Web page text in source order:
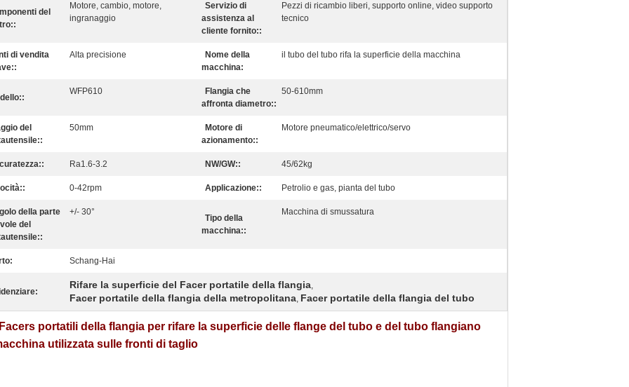
del
Motore, cambio, motore,
ingranaggio
Servizio di
assistenza al
cliente fornito::
Pezzi di ricambio liberi, supporto online, video supporto
tecnico
di vendita
Alta precisione
Nome della
macchina:
il tubo del tubo rifa la superficie della macchina
WFP610
Flangia che
affronta diametro::
50-610mm
del
50mm
Motore di
azionamento::
Motore pneumatico/elettrico/servo
Ra1.6-3.2 NW/GW:: 45/62kg
0-42rpm Applicazione:: Petrolio e gas, pianta del tubo
della parte
del
+/- 30°
Tipo della
macchina::
Macchina di smussatura
Schang-Hai
Rifare la superficie del Facer portatile della flangia,
Facer portatile della flangia della metropolitana, Facer portatile della flangia del tubo
Facers portatili della flangia per rifare la superficie delle flange del tubo e del tubo flangiano
utilizzata sulle fronti di taglio